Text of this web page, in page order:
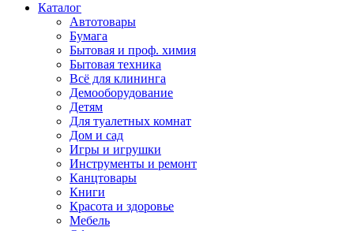
Каталог
Автотовары
Бумага
Бытовая и проф. химия
Бытовая техника
Всё для клининга
Демооборудование
Детям
Для туалетных комнат
Дом и сад
Игры и игрушки
Инструменты и ремонт
Канцтовары
Книги
Красота и здоровье
Мебель